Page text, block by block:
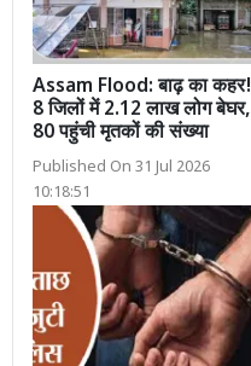
Assam Flood: बाढ़ का कहर!
8 जिलों में 2.12 लाख लोग बेघर,
80 पहुंची मृतकों की संख्या
Published On 31 Jul 2026
10:18:51